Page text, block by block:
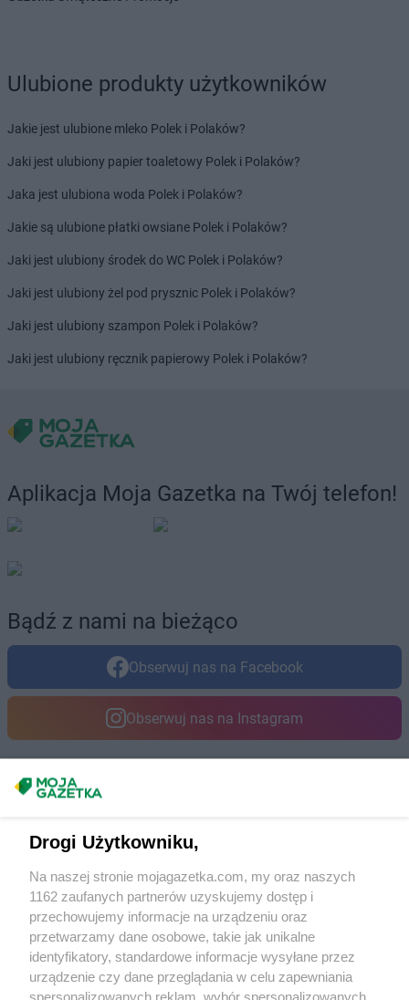
Ulubione produkty użytkowników
Jakie jest ulubione mleko Polek i Polaków?
Jaki jest ulubiony papier toaletowy Polek i Polaków?
Jaka jest ulubiona woda Polek i Polaków?
Jakie są ulubione płatki owsiane Polek i Polaków?
Jaki jest ulubiony środek do WC Polek i Polaków?
Jaki jest ulubiony żel pod prysznic Polek i Polaków?
Jaki jest ulubiony szampon Polek i Polaków?
Jaki jest ulubiony ręcznik papierowy Polek i Polaków?
Aplikacja Moja Gazetka na Twój telefon!
Bądź z nami na bieżąco
Obserwuj nas na Facebook
Obserwuj nas na Instagram
Masz sugestie lub pytania?
Współpraca z nami
Zobacz szczegóły
Retail Radar – analiza rynku
Wasze ulubione produkty
Drogi Użytkowniku,
Na naszej stronie mojagazetka.com, my oraz naszych
1162 zaufanych partnerów uzyskujemy dostęp i
przechowujemy informacje na urządzeniu oraz
przetwarzamy dane osobowe, takie jak unikalne
identyfikatory, standardowe informacje wysyłane przez
urządzenie czy dane przeglądania w celu zapewniania
spersonalizowanych reklam, wybór spersonalizowanych